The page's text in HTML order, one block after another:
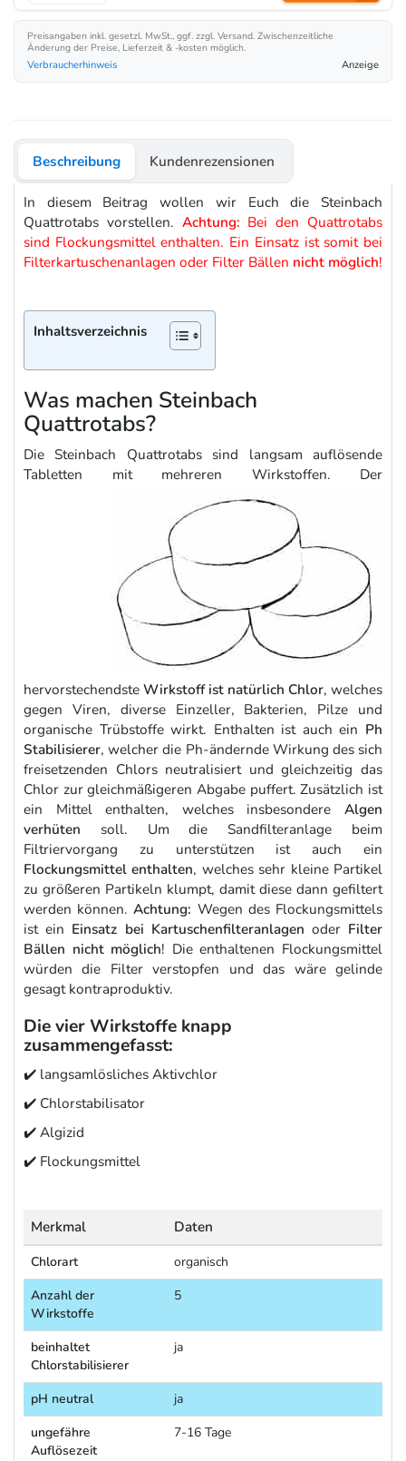
Preisangaben inkl. gesetzl. MwSt., ggf. zzgl. Versand. Zwischenzeitliche
Änderung der Preise, Lieferzeit & -kosten möglich.
Verbraucherhinweis
Anzeige
Beschreibung Kundenrezensionen
In diesem Beitrag wollen wir Euch die Steinbach
Quattrotabs vorstellen. Achtung: Bei den Quattrotabs
sind Flockungsmittel enthalten. Ein Einsatz ist somit bei
Filterkartuschenanlagen oder Filter Bällen nicht möglich!
Inhaltsverzeichnis
Was machen Steinbach
Quattrotabs?
Die Steinbach Quattrotabs sind langsam auflösende
Tabletten mit mehreren Wirkstoffen. Der
hervorstechendsteWirkstoff ist natürlich Chlor, welches
gegen Viren, diverse Einzeller, Bakterien, Pilze und
organische Trübstoffe wirkt. Enthalten ist auch ein Ph
Stabilisierer, welcher die Ph-ändernde Wirkung des sich
freisetzenden Chlors neutralisiert und gleichzeitig das
Chlor zur gleichmäßigeren Abgabe puffert. Zusätzlich ist
ein Mittel enthalten, welches insbesondere Algen
verhüten soll. Um die Sandfilteranlage beim
Filtriervorgang zu unterstützen ist auch ein
Flockungsmittel enthalten, welches sehr kleine Partikel
zu größeren Partikeln klumpt, damit diese dann gefiltert
werden können.Achtung: Wegen des Flockungsmittels
ist ein Einsatz bei Kartuschenfilteranlagen oder Filter
Bällen nicht möglich! Die enthaltenen Flockungsmittel
würden die Filter verstopfen und das wäre gelinde
gesagt kontraproduktiv.
Die vier Wirkstoffe knapp
zusammengefasst:
✔️ langsamlösliches Aktivchlor
✔️ Chlorstabilisator
✔️ Algizid
✔️ Flockungsmittel
Merkmal Daten
Chlorart
organisch
Anzahl der
Wirkstoffe
5
beinhaltet
Chlorstabilisierer
ja
pH neutral
ja
ungefähre
Auflösezeit
7-16 Tage